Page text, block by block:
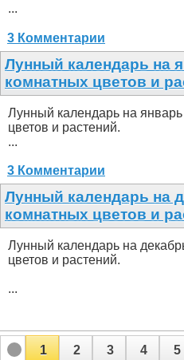
...
3 Комментарии
Лунный календарь на
комнатных цветов и
Лунный календарь на
цветов и растений.
...
3 Комментарии
Лунный календарь на
комнатных цветов и
Лунный календарь на
цветов и растений.
...
1 2 3 4 5